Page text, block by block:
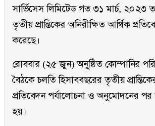
সার্ভিসেস লিমিটেড গত ৩১ মার্চ, ২০২৩
তৃতীয় প্রান্তিকের অনিরীক্ষিত আর্থিক
করেছে।
রোববার (২৫ জুন) অনুষ্ঠিত কোম্পানির
বৈঠকে চলতি হিসাববছরের তৃতীয়
প্রতিবেদন পর্যালোচনা ও অনুমোদনের পর
হয়।